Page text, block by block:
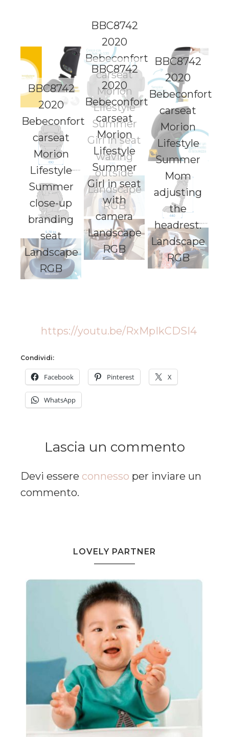
BBC8742
2020
Bebeconfort
carseat
Morion
Lifestyle
Summer
Girl in seat
waving
outside
Landscape
RGB
BBC8742
2020
Bebeconfort
carseat
Morion
Lifestyle
Summer
Girl in seat
with
camera
Landscape
RGB
BBC8742
2020
Bebeconfort
carseat
Morion
Lifestyle
Summer
Mom
adjusting
the
headrest.
Landscape
RGB
BBC8742
2020
Bebeconfort
carseat
Morion
Lifestyle
Summer
close-up
branding
seat
Landscape
RGB
https://youtu.be/RxMpIkCDSI4
Condividi:
Facebook Pinterest X
WhatsApp
Lascia un commento
Devi essere connesso per inviare un
commento.
LOVELY PARTNER